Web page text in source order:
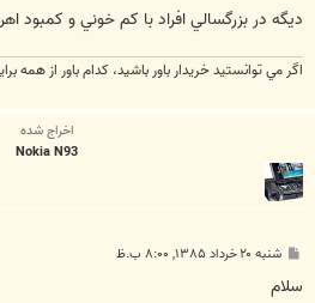
ديگه در بزرگسالي افراد با كم خوني و كمبود
اگر مي توانستيد خريدار باور باشيد، كدام باور از همه
اخراج شده
Nokia N93
ت
شنبه ۲۰ خرداد ۱۳۸۵, ۸:۰۰ ب.ظ
سلام